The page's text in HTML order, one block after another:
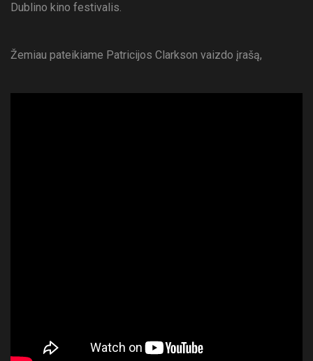
Dublino kino festivalis.
Žemiau pateikiame Patricijos Clarkson vaizdo įrašą,